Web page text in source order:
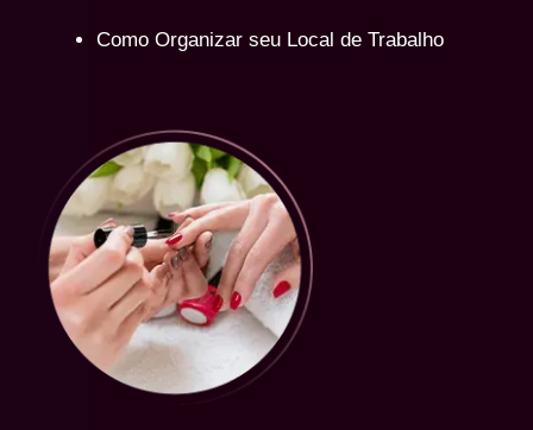
Como Organizar seu Local de Trabalho